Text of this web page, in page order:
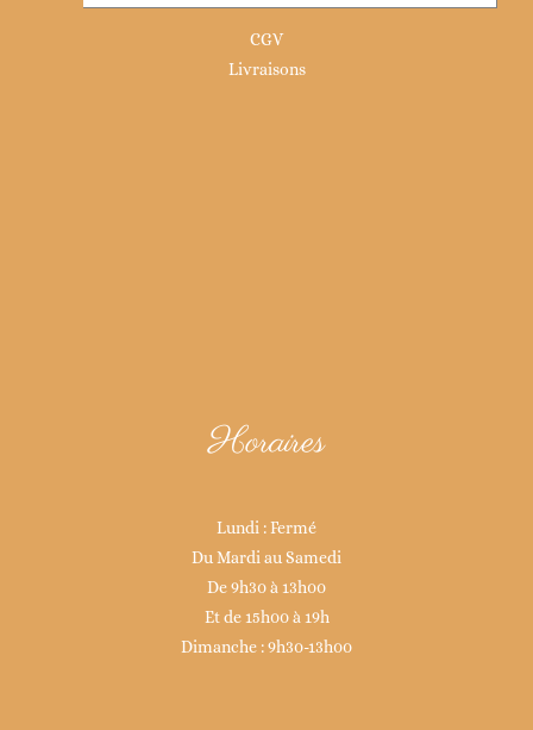
CGV
Livraisons
Horaires
Lundi : Fermé
Du Mardi au Samedi
De 9h30 à 13h00
Et de 15h00 à 19h
Dimanche : 9h30-13h00